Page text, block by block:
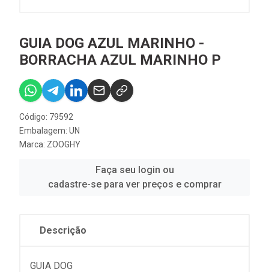
GUIA DOG AZUL MARINHO -
BORRACHA AZUL MARINHO P
Código: 79592
Embalagem: UN
Marca: ZOOGHY
Faça seu login ou
cadastre-se para ver preços e comprar
Descrição
GUIA DOG